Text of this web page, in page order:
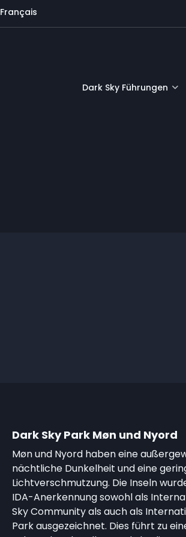
Français
Dark Sky Führungen
Dark Sky Park Møn und Nyord
Møn und Nyord haben eine
nächtliche Dunkelheit und eine
Lichtverschmutzung. Die Inseln
IDA-Anerkennung sowohl als
Sky Community als auch als
Park ausgezeichnet. Dies führt zu